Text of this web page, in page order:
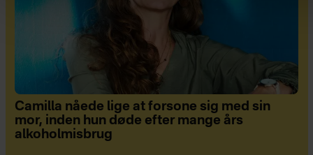
Camilla nåede lige at forsone sig med sin
mor, inden hun døde efter mange års
alkoholmisbrug